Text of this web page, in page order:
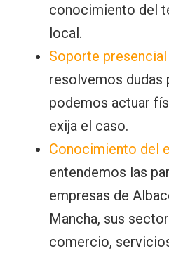
conocimiento del
local.
Soporte
resolvemos dudas
podemos actuar
exija el caso.
Conocimiento del
entendemos las
empresas de
Mancha, sus
comercio,